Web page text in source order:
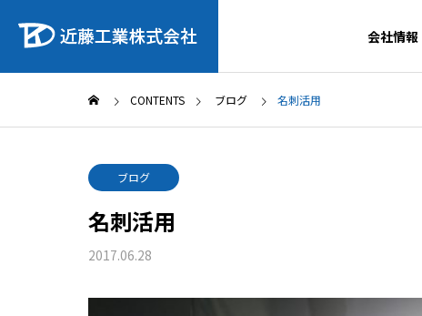
会社情報
CONTENTS ブログ 名刺活用
ブログ
名刺活用
2017.06.28